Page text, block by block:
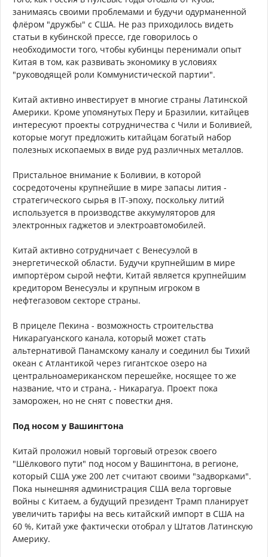
занимаясь своими проблемами и будучи одурманенной
флёром "дружбы" с США. Не раз приходилось видеть
статьи в кубинской прессе, где говорилось о
необходимости того, чтобы кубинцы перенимали опыт
Китая в том, как развивать экономику в условиях
"руководящей роли Коммунистической партии".
Китай активно инвестирует в многие страны Латинской
Америки. Кроме упомянутых Перу и Бразилии, китайцев
интересуют проекты сотрудничества с Чили и Боливией,
которые могут предложить китайцам богатый набор
полезных ископаемых в виде руд различных металлов.
Пристальное внимание к Боливии, в которой
сосредоточены крупнейшие в мире запасы лития -
стратегического сырья в IT-эпоху, поскольку литий
используется в производстве аккумуляторов для
электронных гаджетов и электроавтомобилей.
Китай активно сотрудничает с Венесуэлой в
энергетической области. Будучи крупнейшим в мире
импортёром сырой нефти, Китай является крупнейшим
кредитором Венесуэлы и крупным игроком в
нефтегазовом секторе страны.
В прицеле Пекина - возможность строительства
Никарагуанского канала, который может стать
альтернативой Панамскому каналу и соединил бы Тихий
океан с Атлантикой через гигантское озеро на
центральноамериканском перешейке, носящее то же
название, что и страна, - Никарагуа. Проект пока
заморожен, но не снят с повестки дня.
Под носом у Вашингтона
Китай проложил новый торговый отрезок своего
"Шёлкового пути" под носом у Вашингтона, в регионе,
который США уже 200 лет считают своими "задворками".
Пока нынешняя администрация США вела торговые
войны с Китаем, а будущий президент Трамп планирует
увеличить тарифы на весь китайский импорт в США на
60 %, Китай уже фактически отобрал у Штатов Латинскую
Америку.